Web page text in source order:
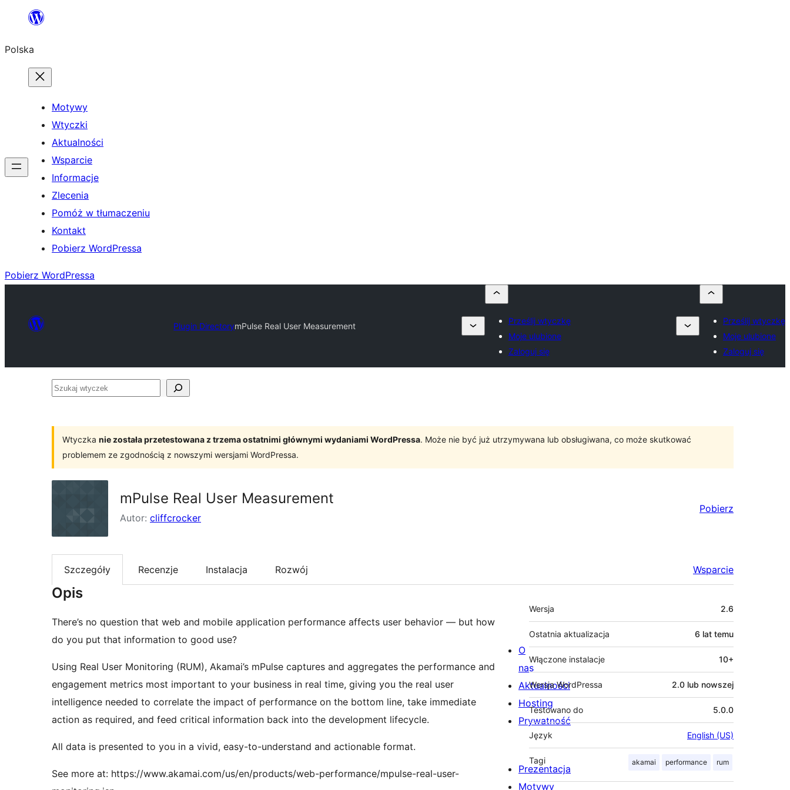
Przejdź
treści
Polska
Motywy
Wtyczki
Aktualności
Wsparcie
Informacje
Zlecenia
Pomóż w tłumaczeniu
Kontakt
Pobierz WordPressa
Pobierz WordPressa
Plugin DirectorymPulse Real User Measurement
Prześlij wtyczkę
Moje ulubione
Zaloguj się
Prześlij wtyczkę
Moje ulubione
Zaloguj się
Szukaj
Wtyczka nie została przetestowana z trzema ostatnimi głównymi wydaniami WordPressa. Może nie być już utrzymywana lub obsługiwana, co może skutkować
problemem ze zgodnością z nowszymi wersjami WordPressa.
mPulse Real User Measurement
Autor: cliffcrocker
Pobierz
Szczegóły Recenzje Instalacja Rozwój Wsparcie
Opis
There’s no question that web and mobile application performance affects user behavior — but how
do you put that information to good use?
Using Real User Monitoring (RUM), Akamai’s mPulse captures and aggregates the performance and
engagement metrics most important to your business in real time, giving you the real user
intelligence needed to correlate the impact of performance on the bottom line, take immediate
action as required, and feed critical information back into the development lifecycle.
All data is presented to you in a vivid, easy-to-understand and actionable format.
See more at: https://www.akamai.com/us/en/products/web-performance/mpulse-real-user-
Meta
Wersja 2.6
Ostatnia aktualizacja 6 lat temu
Włączone instalacje 10+
Wersja WordPressa 2.0 lub nowszej
Testowano do 5.0.0
Język English (US)
Tagi akamai performance rum
O
nas
Aktualności
Hosting
Prywatność
Prezentacja
Motywy